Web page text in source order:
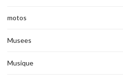
motos
Musees
Musique